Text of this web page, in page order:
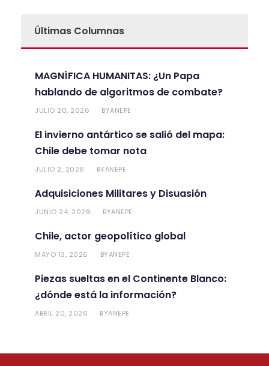
Últimas Columnas
MAGNÍFICA HUMANITAS: ¿Un Papa
hablando de algoritmos de combate?
JULIO 20, 2026 BYANEPE
El invierno antártico se salió del mapa:
Chile debe tomar nota
JULIO 2, 2026 BYANEPE
Adquisiciones Militares y Disuasión
JUNIO 24, 2026 BYANEPE
Chile, actor geopolítico global
MAYO 13, 2026 BYANEPE
Piezas sueltas en el Continente Blanco:
¿dónde está la información?
ABRIL 20, 2026 BYANEPE